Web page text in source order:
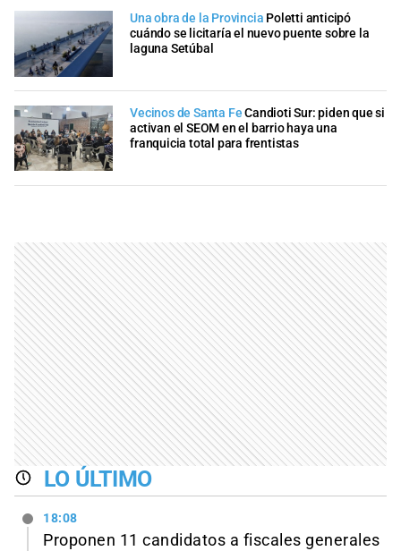
Una obra de la Provincia Poletti anticipó
cuándo se licitaría el nuevo puente sobre la
laguna Setúbal
Vecinos de Santa FeCandioti Sur: piden que si
activan el SEOM en el barrio haya una
franquicia total para frentistas
LO ÚLTIMO
18:08
Proponen 11 candidatos a fiscales generales